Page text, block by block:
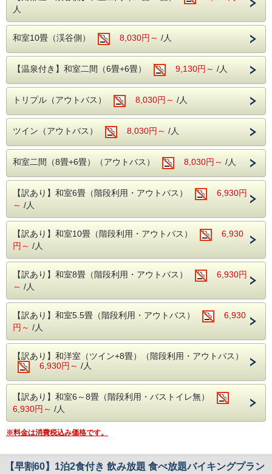
沼田インター近くの原田農園では一年中果物
狩りを家族で・カップルで
お楽しみ頂けます。
春の尾瀬は水芭蕉・夏にはニッコウキスゲ等
数百種の植物が群生しております。
紅葉の見所はには【吹割りの滝】や【尾瀬】
がおススメ！
吹割りの滝は当館よりお車で約7分
尾瀬には当館よりお車で約30分（戸倉よりは
乗り合いバス等が必要りは乗り合いバス等が
必要）
---------------------------------------
≪アクセス≫
す
≪山楽荘 周辺観光≫
≪デジタルホテルガイド≫
【こちらから表示】別窓で開きます
---------------------------------------
（生ビール・日本酒・サワー・焼酎など）も【飲み放題】
・ご朝食は、和洋バイキング!
お好きなだけお召し上がりください。
■温泉■
老神伝説残る歴史ある名湯!
本館(弱アルカリ性単純泉)・別館(単純温泉)
違った2種類の源泉を大浴場・露天風呂にてご堪能いただけ
ます。
・本館大浴場
【営業時間】5:00～10:00/14:00～23:00
・別館大浴場
【営業時間】 5:00～10:00/15:00～23:00
・別館野天風呂・内湯
【営業時間】男性 15:00～23:00／女性 5:00～10:00
〇自然に抱かれた山楽荘の露天風呂〇
本館の露天風呂は片品渓谷の流れを感じながら入浴でき
・卓球
・麻雀ルーム（手積み麻雀卓）
無料でご利用いただける娯楽施設が盛りだくさん。
■周辺観光案内■
り開催。
沼田インター近くの原田農園では一年中果物狩りを家族で・
カップルで
春の尾瀬は水芭蕉・夏にはニッコウキスゲ等数百種の植物が
群生しております。
紅葉の見所はには【吹割りの滝】や【尾瀬】がおススメ！
吹割りの滝は当館よりお車で約7分
尾瀬には当館よりお車で約30分（戸倉よりは乗り合いバス
宿泊日数の短縮、減員、日程の変更もキャンセル料
（早割プラン補足）
30日前よりご宿泊料金の5％
7日前よりご宿泊料金の20％
前日・・・ご宿泊料金の40％
当日・・・ご宿泊料金の50％
無連絡不泊・・ご宿泊料金の100％
こちらのプランはご予約後に変更またはキャンセル
すると
キャンセルポリシーに基づき、キャンセル料が発生
いたしますので、
予めご了承ください。
※人数減、日程変更、宿泊施設変更についてもキャ
・インターネット予約で、かつ各早割プランから
お申込みいただいた場合のみ適用となります。
・お夕食は約50品目のバイキング!
ソフトドリンクはもちろん、アルコール類
【飲み放題】
・ご朝食は、和洋バイキング!
お好きなだけお召し上がりください。
■温泉■
老神伝説残る歴史ある名湯!
違った2種類の源泉を大浴場・露天風呂にて
人
和室10畳（渓谷側） 8,030円～ /人
【温泉付き】和室二間（6畳+6畳） 9,130円～ /人
トリプル（アウトバス） 8,030円～ /人
ツイン（アウトバス） 8,030円～ /人
和室二間（8畳+6畳）（アウトバス） 8,030円～ /人
【訳あり】和室6畳（階段利用・アウトバス）
6,930円
～ /人
【訳あり】和室10畳（階段利用・アウトバス）
6,930
円～ /人
【訳あり】和室8畳（階段利用・アウトバス）
6,930円
～ /人
【訳あり】和室5.5畳（階段利用・アウトバス）
6,930
円～ /人
【訳あり】和洋室（ツイン+8畳）（階段利用・アウトバス）
6,930円～ /人
【訳あり】和室6～8畳（階段利用・バストイレ無）
6,930円～ /人
※料金は消費税込み価格です。
【早割60】1泊2食付き 飲み放題 食べ放題バイキングプラン